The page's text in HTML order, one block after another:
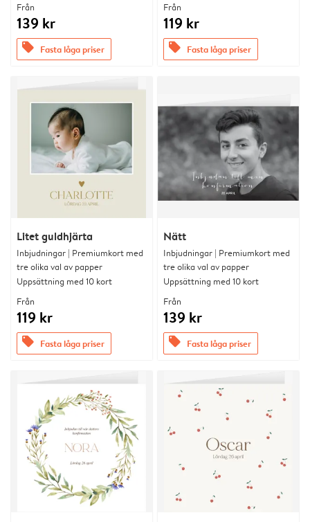
Från
139 kr
offers Fasta låga priser
Från
119 kr
offers Fasta låga priser
Litet guldhjärta
Inbjudningar | Premiumkort med
tre olika val av papper
Uppsättning med 10 kort
Från
119 kr
offers Fasta låga priser
Nätt
Inbjudningar | Premiumkort med
tre olika val av papper
Uppsättning med 10 kort
Från
139 kr
offers Fasta låga priser